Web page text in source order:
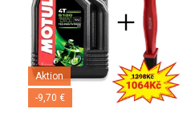
Aktion
-9,70 €